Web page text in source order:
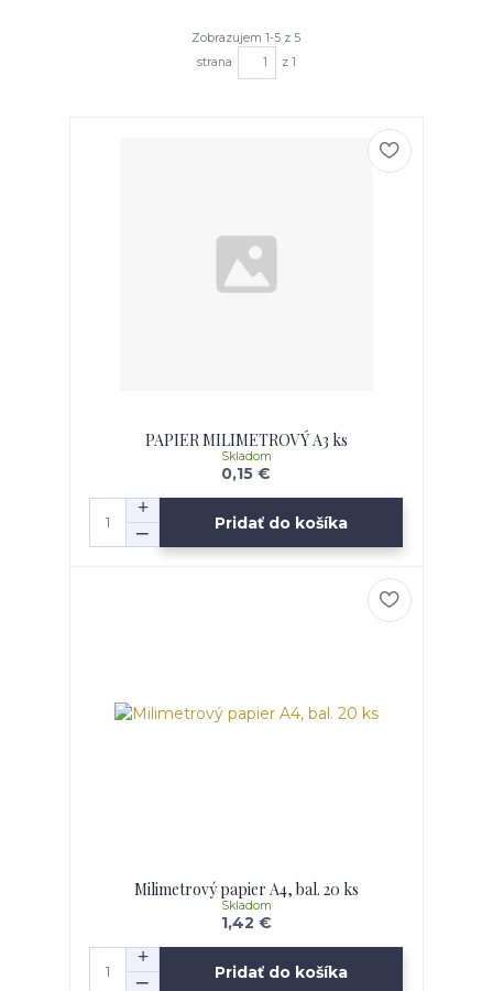
Zobrazujem 1-5 z 5
strana
z 1
PAPIER MILIMETROVÝ A3 ks
0,15 €
Skladom
Pridať do košíka
Milimetrový papier A4, bal. 20 ks
1,42 €
Skladom
Pridať do košíka